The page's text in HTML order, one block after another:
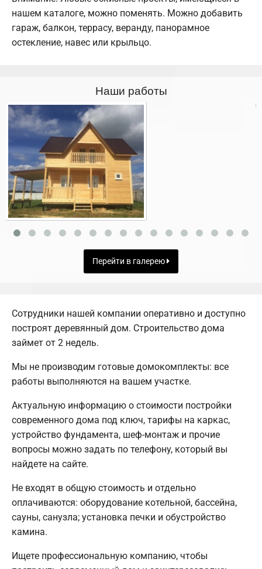
нашем каталоге, можно поменять. Можно добавить
гараж, балкон, террасу, веранду, панорамное
остекление, навес или крыльцо.
Наши работы
Перейти в галерею
Сотрудники нашей компании оперативно и доступно
построят деревянный дом. Строительство дома
займет от 2 недель.
Мы не производим готовые домокомплекты: все
работы выполняются на вашем участке.
Актуальную информацию о стоимости постройки
современного дома под ключ, тарифы на каркас,
устройство фундамента, шеф-монтаж и прочие
вопросы можно задать по телефону, который вы
найдете на сайте.
Не входят в общую стоимость и отдельно
оплачиваются: оборудование котельной, бассейна,
сауны, санузла; установка печки и обустройство
камина.
Ищете профессиональную компанию, чтобы